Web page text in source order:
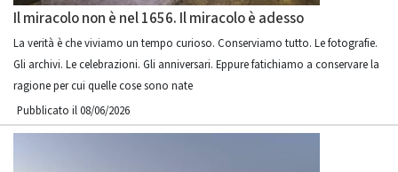
Il miracolo non è nel 1656. Il miracolo è adesso
La verità è che viviamo un tempo curioso. Conserviamo tutto. Le fotografie.
Gli archivi. Le celebrazioni. Gli anniversari. Eppure fatichiamo a conservare la
ragione per cui quelle cose sono nate
Pubblicato il 08/06/2026